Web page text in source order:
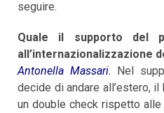
seguire.
Quale il supporto del
all’internazionalizzazione
Antonella Massari. Nel
decide di andare all’estero,
un double check rispetto